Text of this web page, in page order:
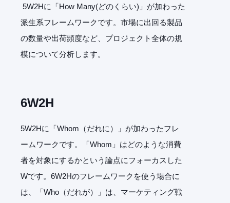
5W2Hに「How Many(どのくらい)」が加わった
派生系フレームワークです。市場に出回る製品
の数量や出荷頻度など、プロジェクト全体の規
模について分析します。
6W2H
5W2Hに「Whom（だれに）」が加わったフレ
ームワークです。「Whom」はどのような消費
者を対象にするかという論点にフォーカスした
Wです。6W2Hのフレームワークを使う場合に
は、「Who（だれが）」は、マーケティング戦